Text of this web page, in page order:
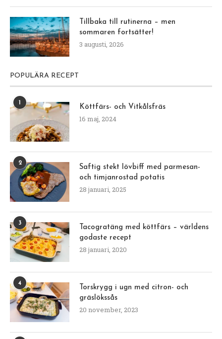
Tillbaka till rutinerna – men
sommaren fortsätter!
3 augusti, 2026
POPULÄRA RECEPT
1
Köttfärs- och Vitkålsfräs
16 maj, 2024
2
Saftig stekt lövbiff med parmesan-
och timjanrostad potatis
28 januari, 2025
3
Tacogratäng med köttfärs – världens
godaste recept
28 januari, 2020
4
Torskrygg i ugn med citron- och
gräslökssås
20 november, 2023